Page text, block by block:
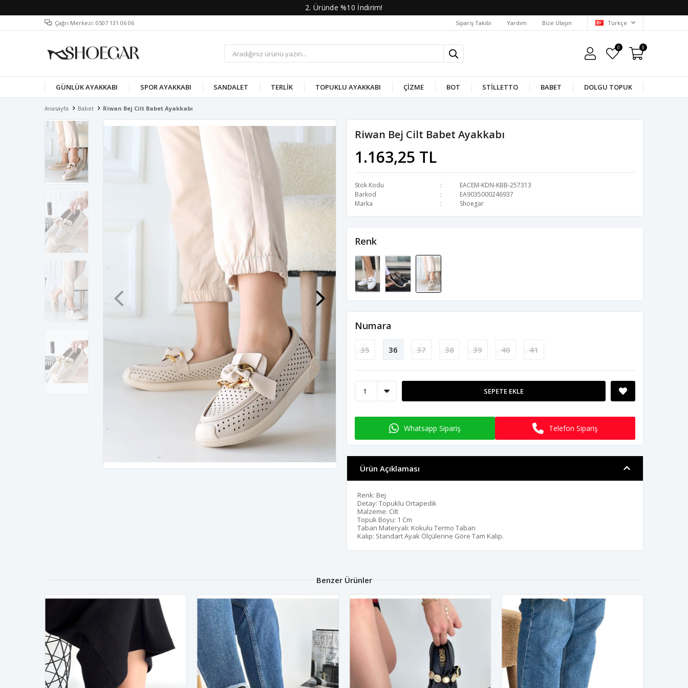
2. Üründe %10 İndirim!
Çağrı Merkezi: 0507 131 06 06 Sipariş Takibi Yardım Bize Ulaşın Türkçe
0 0
GÜNLÜK AYAKKABI SPOR AYAKKABI SANDALET TERLIK TOPUKLU AYAKKABI ÇIZME BOT STILLETTO BABET DOLGU TOPUK
Anasayfa Babet Riwan Bej Cilt Babet Ayakkabı
Riwan Bej Cilt Babet Ayakkabı
1.163,25 TL
Stok Kodu
EACEM-KDN-KBB-257313
Barkod
EA9035000246937
Marka
Shoegar
Renk
Numara
35 36 37 38 39 40 41
SEPETE EKLE
Whatsapp Sipariş Telefon Sipariş
Ürün Açıklaması
Renk: Bej
Detay: Topuklu Ortapedik
Malzeme: Cilt
Topuk Boyu: 1 Cm
Taban Materyali: Kokulu Termo Taban
Kalıp: Standart Ayak Ölçülerine Göre Tam Kalıp.
Benzer Ürünler